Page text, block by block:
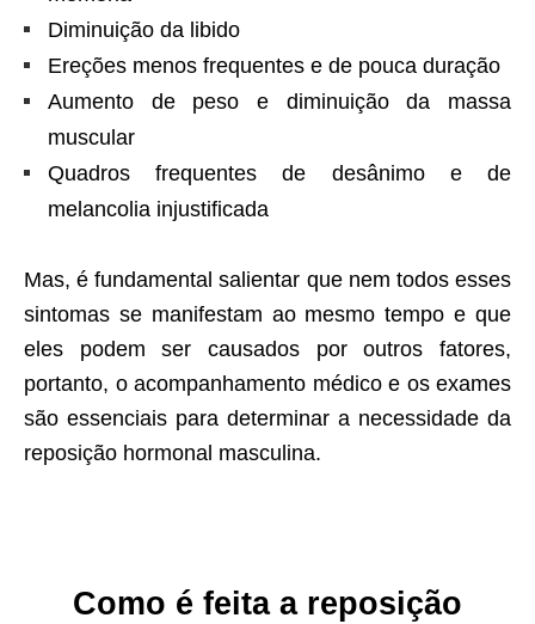
Diminuição da libido
Ereções menos frequentes e de pouca duração
Aumento de peso e diminuição da massa
muscular
Quadros frequentes de desânimo e de
melancolia injustificada
Mas, é fundamental salientar que nem todos esses
sintomas se manifestam ao mesmo tempo e que
eles podem ser causados por outros fatores,
portanto, o acompanhamento médico e os exames
são essenciais para determinar a necessidade da
reposição hormonal masculina.
Como é feita a reposição